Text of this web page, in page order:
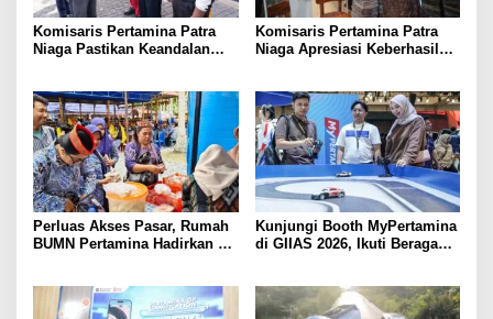
Komisaris Pertamina Patra
Niaga Pastikan Keandalan
Wisatawan
Komisaris Pertamina Patra
Niaga Apresiasi Keberhasilan
Perluas Akses Pasar, Rumah
BUMN Pertamina Hadirkan 13
Kunjungi Booth MyPertamina
di GIIAS 2026, Ikuti Beragam